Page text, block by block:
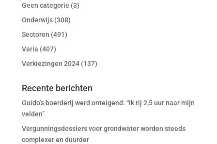
Geen categorie (3)
Onderwijs(308)
Sectoren (491)
Varia (407)
Verkiezingen 2024(137)
Recente berichten
Guido’s boerderij werd onteigend: “Ik rij 2,5 uur naar mijn
velden”
Vergunningsdossiers voor grondwater worden steeds
complexer en duurder